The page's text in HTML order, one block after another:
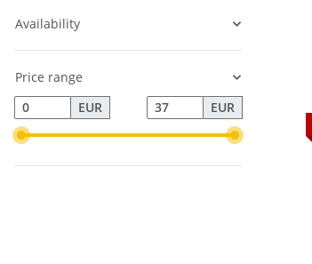
Availability
Price range
EUR
EUR